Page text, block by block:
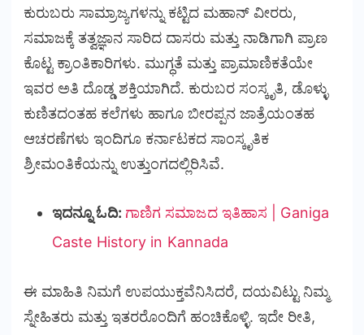
ಕುರುಬರು ಸಾಮ್ರಾಜ್ಯಗಳನ್ನು ಕಟ್ಟಿದ ಮಹಾನ್ ವೀರರು,
ಸಮಾಜಕ್ಕೆ ತತ್ವಜ್ಞಾನ ಸಾರಿದ ದಾಸರು ಮತ್ತು ನಾಡಿಗಾಗಿ ಪ್ರಾಣ
ಕೊಟ್ಟ ಕ್ರಾಂತಿಕಾರಿಗಳು. ಮುಗ್ಧತೆ ಮತ್ತು ಪ್ರಾಮಾಣಿಕತೆಯೇ
ಇವರ ಅತಿ ದೊಡ್ಡ ಶಕ್ತಿಯಾಗಿದೆ. ಕುರುಬರ ಸಂಸ್ಕೃತಿ, ಡೊಳ್ಳು
ಕುಣಿತದಂತಹ ಕಲೆಗಳು ಹಾಗೂ ಬೀರಪ್ಪನ ಜಾತ್ರೆಯಂತಹ
ಆಚರಣೆಗಳು ಇಂದಿಗೂ ಕರ್ನಾಟಕದ ಸಾಂಸ್ಕೃತಿಕ
ಶ್ರೀಮಂತಿಕೆಯನ್ನು ಉತ್ತುಂಗದಲ್ಲಿರಿಸಿವೆ.
ಇದನ್ನೂ ಓದಿ: ಗಾಣಿಗ ಸಮಾಜದ ಇತಿಹಾಸ | Ganiga
Caste History in Kannada
ಈ ಮಾಹಿತಿ ನಿಮಗೆ ಉಪಯುಕ್ತವೆನಿಸಿದರೆ, ದಯವಿಟ್ಟು ನಿಮ್ಮ
ಸ್ನೇಹಿತರು ಮತ್ತು ಇತರರೊಂದಿಗೆ ಹಂಚಿಕೊಳ್ಳಿ. ಇದೇ ರೀತಿ,